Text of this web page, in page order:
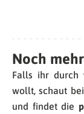
Noch
Falls ihr durch
wollt, schaut
und findet die